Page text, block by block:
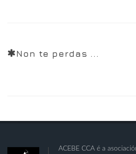
Non te perdas ...
ACEBE CCA é a